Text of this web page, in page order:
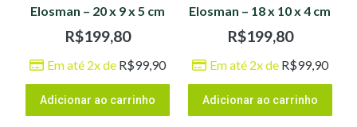
Elosman – 20 x 9 x 5 cm
R$199,80
Em até 2x de R$99,90
Adicionar ao carrinho
Elosman – 18 x 10 x 4 cm
R$199,80
Em até 2x de R$99,90
Adicionar ao carrinho